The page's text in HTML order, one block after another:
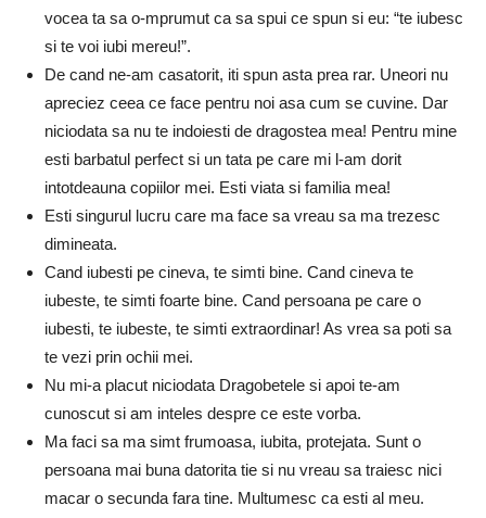
vocea ta sa o-mprumut ca sa spui ce spun si eu: “te iubesc
si te voi iubi mereu!”.
De cand ne-am casatorit, iti spun asta prea rar. Uneori nu
apreciez ceea ce face pentru noi asa cum se cuvine. Dar
niciodata sa nu te indoiesti de dragostea mea! Pentru mine
esti barbatul perfect si un tata pe care mi l-am dorit
intotdeauna copiilor mei. Esti viata si familia mea!
Esti singurul lucru care ma face sa vreau sa ma trezesc
dimineata.
Cand iubesti pe cineva, te simti bine. Cand cineva te
iubeste, te simti foarte bine. Cand persoana pe care o
iubesti, te iubeste, te simti extraordinar! As vrea sa poti sa
te vezi prin ochii mei.
Nu mi-a placut niciodata Dragobetele si apoi te-am
cunoscut si am inteles despre ce este vorba.
Ma faci sa ma simt frumoasa, iubita, protejata. Sunt o
persoana mai buna datorita tie si nu vreau sa traiesc nici
macar o secunda fara tine. Multumesc ca esti al meu.